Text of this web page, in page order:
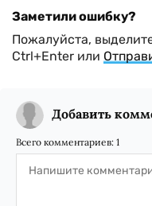
Заметили ошибку?
Пожалуйста,
Ctrl+Enter или
Добавить
Всего комментариев: 1